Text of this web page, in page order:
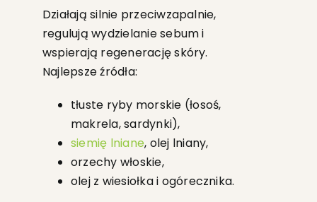
Działają silnie przeciwzapalnie,
regulują wydzielanie sebum i
wspierają regenerację skóry.
Najlepsze źródła:
tłuste ryby morskie (łosoś,
makrela, sardynki),
siemię lniane, olej lniany,
orzechy włoskie,
olej z wiesiołka i ogórecznika.